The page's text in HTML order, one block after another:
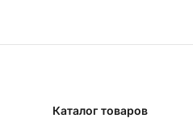
Каталог товаров